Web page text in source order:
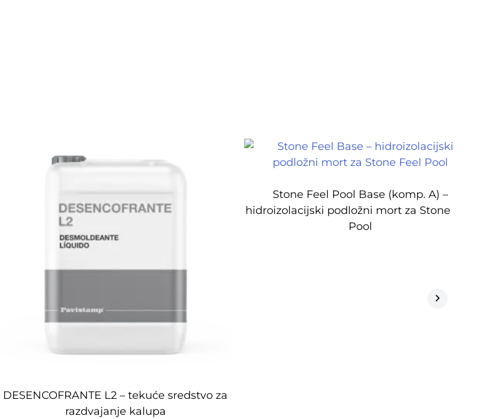
DESENCOFRANTE L2 – tekuće sredstvo za
razdvajanje kalupa
Stone Feel Pool Base (komp. A) –
hidroizolacijski podložni mort za Stone Feel
Pool